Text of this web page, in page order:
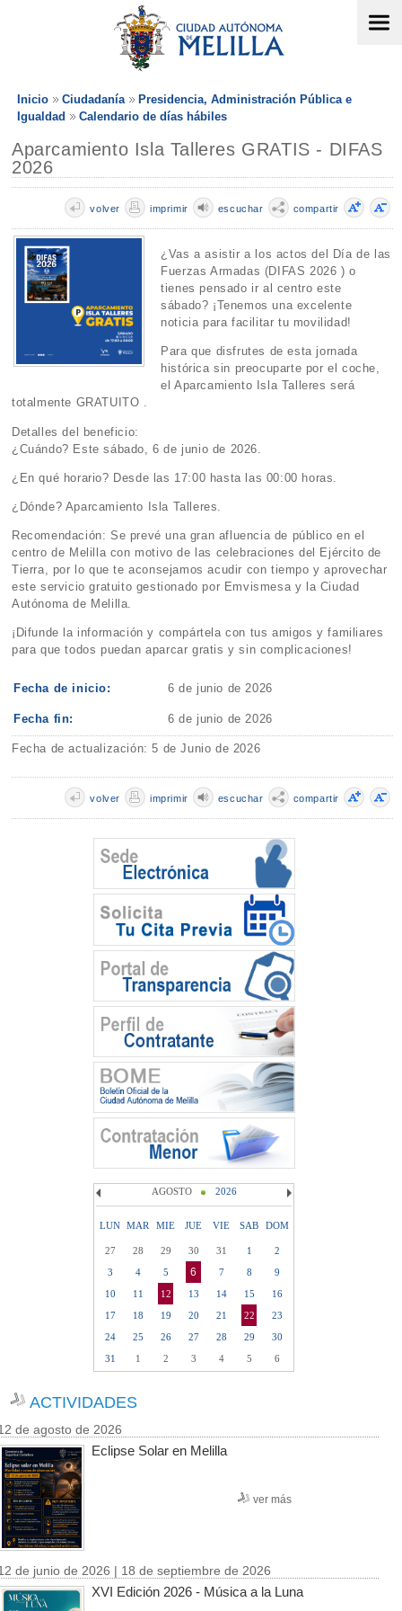
Inicio Ciudadanía
Presidencia, Administración Pública e
Igualdad
Calendario de días hábiles
Aparcamiento Isla Talleres GRATIS - DIFAS
2026
compartir
escuchar
imprimir
volver
¿Vas a asistir a los actos del Día de las
Fuerzas Armadas (DIFAS 2026 ) o
tienes pensado ir al centro este
sábado? ¡Tenemos una excelente
noticia para facilitar tu movilidad!
Para que disfrutes de esta jornada
histórica sin preocuparte por el coche,
el Aparcamiento Isla Talleres será
totalmente GRATUITO .
Detalles del beneficio:
¿Cuándo? Este sábado, 6 de junio de 2026.
¿En qué horario? Desde las 17:00 hasta las 00:00 horas.
¿Dónde? Aparcamiento Isla Talleres.
Recomendación: Se prevé una gran afluencia de público en el
centro de Melilla con motivo de las celebraciones del Ejército de
Tierra, por lo que te aconsejamos acudir con tiempo y aprovechar
este servicio gratuito gestionado por Emvismesa y la Ciudad
Autónoma de Melilla.
¡Difunde la información y compártela con tus amigos y familiares
para que todos puedan aparcar gratis y sin complicaciones!
Fecha de inicio: 6 de junio de 2026
Fecha fin: 6 de junio de 2026
Fecha de actualización: 5 de Junio de 2026
compartir
escuchar
imprimir
volver
AGOSTO 2026
LUN MAR MIE JUE VIE SAB DOM
27 28 29 30 31 1
2
3
4 5 6 7 8
9
10
11 12 13 14 15
16
17
18 19 20 21 22
23
24
25 26 27 28 29
30
31
1 2 3 4 5 6
ACTIVIDADES
de agosto de 2026
Eclipse Solar en Melilla
ver más
de junio de 2026 | 18 de septiembre de 2026
XVI Edición 2026 - Música a la Luna